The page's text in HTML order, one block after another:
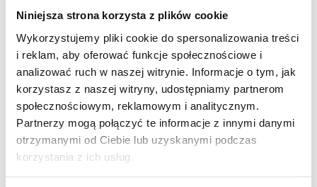
Niniejsza strona korzysta z plików cookie
Wykorzystujemy pliki cookie do spersonalizowania treści
i reklam, aby oferować funkcje społecznościowe i
analizować ruch w naszej witrynie. Informacje o tym, jak
korzystasz z naszej witryny, udostępniamy partnerom
społecznościowym, reklamowym i analitycznym.
Partnerzy mogą połączyć te informacje z innymi danymi
otrzymanymi od Ciebie lub uzyskanymi podczas
korzystania z ich usług.
porównaniu do bezpośredniej migracji do RDS),
według szacunków o około 70%. Wszystko dzięki
zastosowaniu backbone AWS (network) oraz
dostępu do funkcji umożliwiających import danych do
RDS bezpośrednio z S3, do którego została
wykonana wyeksportowana kopia danych.
Zorganizowanie całej operacji zajęło nam niemal rok,
a sama migracja, zgodnie z wymaganiami Klienta –
niespełna 6 godzin.